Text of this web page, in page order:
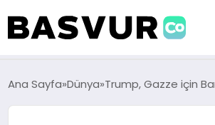
BAŞVURULAR
Ana Sayfa Dünya Trump, Gazze için